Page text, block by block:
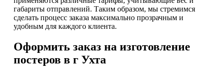
габариты отправлений. Таким образом, мы стремимся
сделать процесс заказа максимально прозрачным и
удобным для каждого клиента.
Оформить заказ на изготовление
постеров в г Ухта